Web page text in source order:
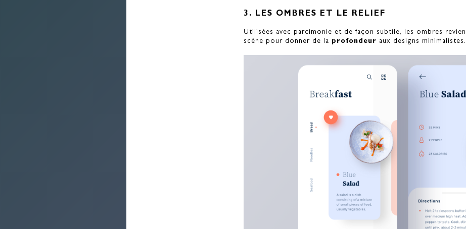
3. LES OMBRES ET LE RELIEF
Utilisées avec parcimonie et de façon subtile, les ombres
scène pour donner de la profondeur aux designs minimalistes.